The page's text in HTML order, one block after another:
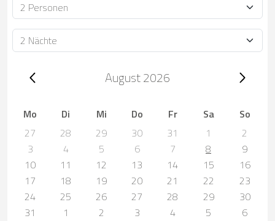
Personen
Dauer
Trip dates, August 2026August 2026
Mo Di Mi Do Fr Sa
So
27
28 29 30 31 1
2
3
4 5 6 7 8
9
10
11 12 13 14 15
16
17
18 19 20 21 22
23
24
25 26 27 28 29
30
31
1 2 3 4 5
6